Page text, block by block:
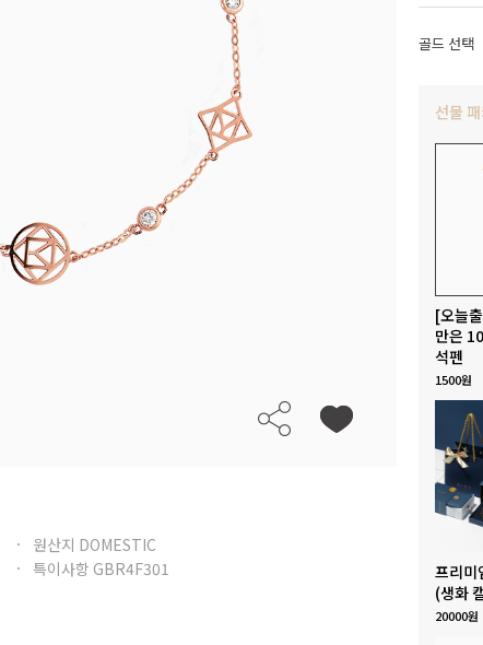
원산지 DOMESTIC
특이사항 GBR4F301
골드 선택
선물
[오늘
만은
석펜
1500원
프리미
(생화
20000원